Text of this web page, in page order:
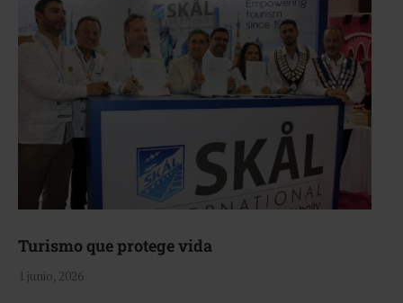
Turismo que protege vida
1 junio, 2026